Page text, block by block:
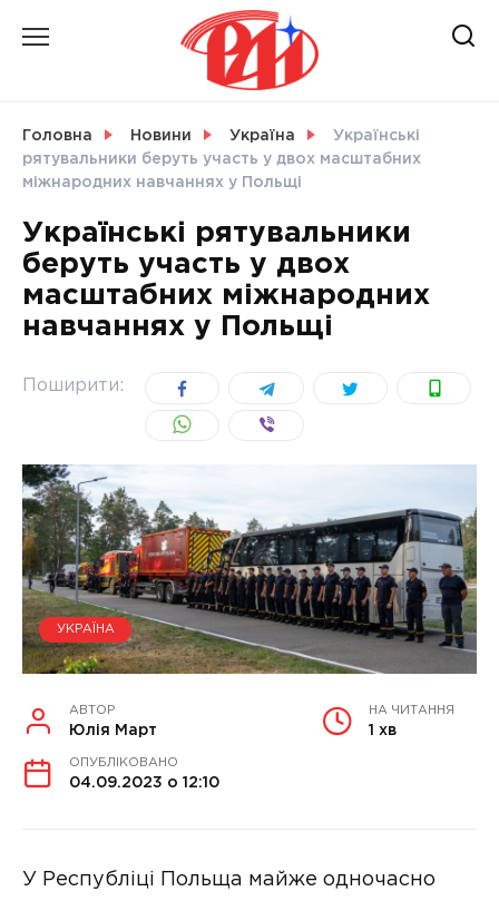
СВІТ
УКРАЇНА
Головна Новини Україна
Українські
рятувальники беруть участь у двох масштабних
міжнародних навчаннях у Польщі
Українські рятувальники
беруть участь у двох
масштабних міжнародних
навчаннях у Польщі
Поширити:
УКРАЇНА
АВТОР
Юлія Март
НА ЧИТАННЯ
1 хв
ОПУБЛІКОВАНО
04.09.2023 о 12:10
У Республіці Польща майже одночасно